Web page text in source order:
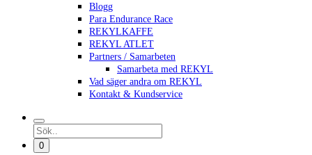
Blogg
Para Endurance Race
REKYLKAFFE
REKYL ATLET
Partners / Samarbeten
Samarbeta med REKYL
Vad säger andra om REKYL
Kontakt & Kundservice
0